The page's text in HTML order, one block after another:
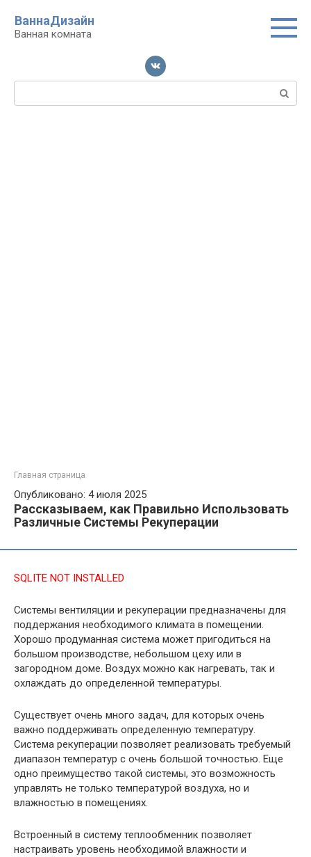
контенту
ВаннаДизайн
Ванная комната
Поиск:
Главная страница
Опубликовано: 4 июля 2025
Рассказываем, как Правильно Использовать
Различные Системы Рекуперации
SQLITE NOT INSTALLED
Системы вентиляции и рекуперации предназначены для
поддержания необходимого климата в помещении.
Хорошо продуманная система может пригодиться на
большом производстве, небольшом цеху или в
загородном доме. Воздух можно как нагревать, так и
охлаждать до определенной температуры.
Существует очень много задач, для которых очень
важно поддерживать определенную температуру.
Система рекуперации позволяет реализовать требуемый
диапазон температур с очень большой точностью. Еще
одно преимущество такой системы, это возможность
управлять не только температурой воздуха, но и
влажностью в помещениях.
Встроенный в систему теплообменник позволяет
настраивать уровень необходимой влажности и